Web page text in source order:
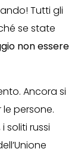
Tutti gli
se state
non essere
Ancora si
persone.
soliti russi